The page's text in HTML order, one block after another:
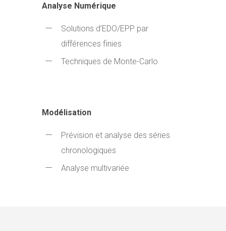
Analyse Numérique
Solutions d’EDO/EPP par
différences finies
Techniques de Monte-Carlo
Modélisation
Prévision et analyse des séries
chronologiques
Analyse multivariée